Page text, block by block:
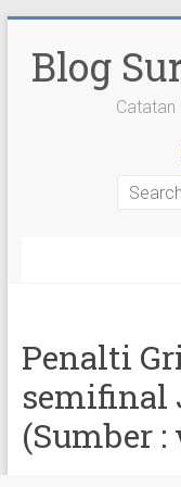
content
Blog
Catatan
Penalti
semifinal
(Sumber